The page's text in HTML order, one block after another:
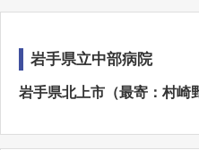
岩手県立中部病院
岩手県北上市（最寄：村崎